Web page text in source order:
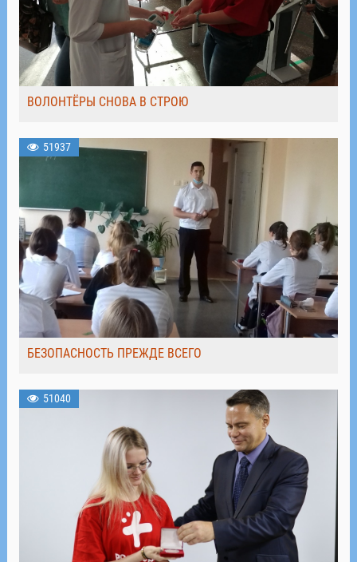
ВОЛОНТЁРЫ СНОВА В СТРОЮ
51937
БЕЗОПАСНОСТЬ ПРЕЖДЕ ВСЕГО
51040